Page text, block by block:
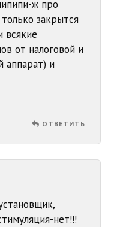
ж про
всякие
от налоговой и
аппарат) и
ОТВЕТИТЬ